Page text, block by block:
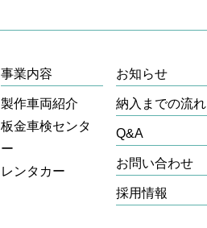
事業内容
製作車両紹介
板金車検センタ
ー
レンタカー
お知らせ
納入までの流れ
Q&A
お問い合わせ
採用情報